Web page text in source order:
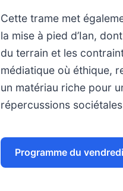
Cette trame met
la mise à pied d’Ian,
du terrain et les
médiatique où éthique,
un matériau riche pour
répercussions
Programme du